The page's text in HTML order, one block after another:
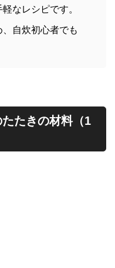
なレシピです。
自炊初心者でも
たきの材料（1